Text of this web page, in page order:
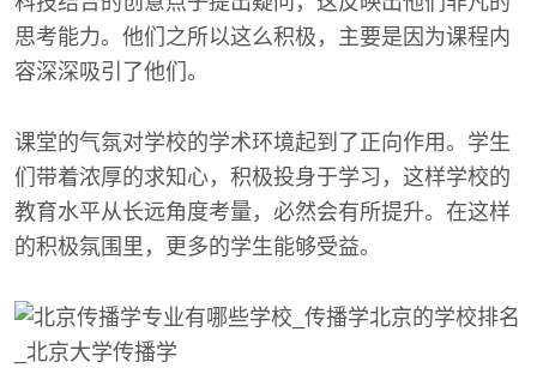
思考能力。他们之所以这么积极，主要是因为课程内
容深深吸引了他们。
课堂的气氛对学校的学术环境起到了正向作用。学生
们带着浓厚的求知心，积极投身于学习，这样学校的
教育水平从长远角度考量，必然会有所提升。在这样
的积极氛围里，更多的学生能够受益。